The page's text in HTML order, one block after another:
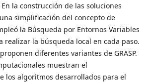
la construcción de las soluciones
simplificación del concepto de
la Búsqueda por Entornos Variables
realizar la búsqueda local en cada paso.
diferentes variantes de GRASP.
muestran el
los algoritmos desarrollados para el